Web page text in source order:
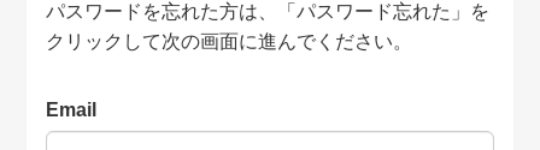
パスワードを忘れた方は、「パスワード忘れた」を
クリックして次の画面に進んでください。
Email